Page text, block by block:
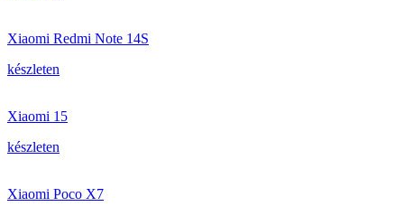
Xiaomi Redmi Note 14S
készleten
Xiaomi 15
készleten
Xiaomi Poco X7